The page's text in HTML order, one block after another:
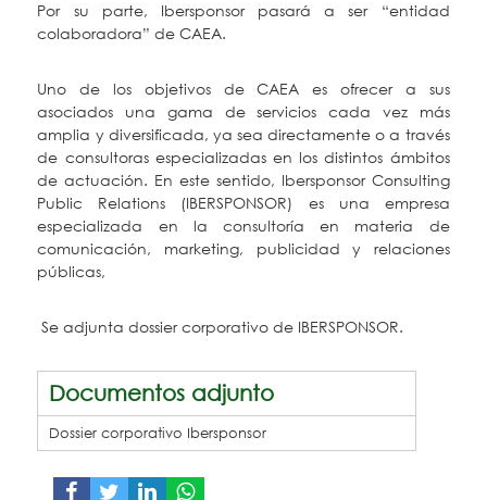
Por su parte, Ibersponsor pasará a ser “entidad
colaboradora” de CAEA.
Uno de los objetivos de CAEA es ofrecer a sus
asociados una gama de servicios cada vez más
amplia y diversificada, ya sea directamente o a través
de consultoras especializadas en los distintos ámbitos
de actuación. En este sentido, Ibersponsor Consulting
Public Relations (IBERSPONSOR) es una empresa
especializada en la consultoría en materia de
comunicación, marketing, publicidad y relaciones
públicas,
Se adjunta dossier corporativo de IBERSPONSOR.
Documentos adjunto
Dossier corporativo Ibersponsor